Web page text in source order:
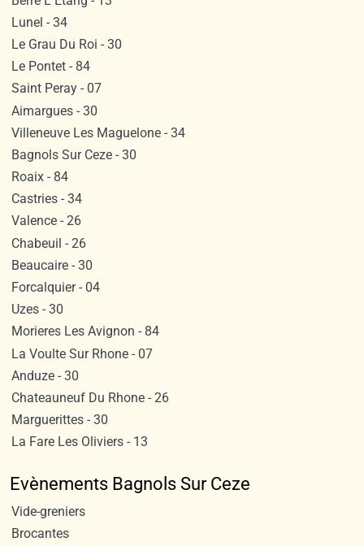
Lunel - 34
Le Grau Du Roi - 30
Le Pontet - 84
Saint Peray - 07
Aimargues - 30
Villeneuve Les Maguelone - 34
Bagnols Sur Ceze - 30
Roaix - 84
Castries - 34
Valence - 26
Chabeuil - 26
Beaucaire - 30
Forcalquier - 04
Uzes - 30
Morieres Les Avignon - 84
La Voulte Sur Rhone - 07
Anduze - 30
Chateauneuf Du Rhone - 26
Marguerittes - 30
La Fare Les Oliviers - 13
Evènements Bagnols Sur Ceze
Vide-greniers
Brocantes